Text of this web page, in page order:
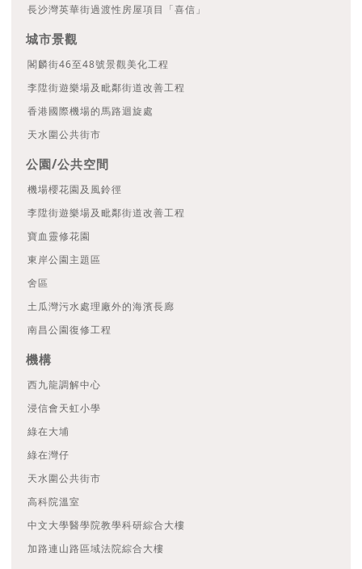
長沙灣英華街過渡性房屋項目「喜信」
城市景觀
閣麟街46至48號景觀美化工程
李陞街遊樂場及毗鄰街道改善工程
香港國際機場的馬路迴旋處
天水圍公共街市
公園/公共空間
機場櫻花園及風鈴徑
李陞街遊樂場及毗鄰街道改善工程
寶血靈修花園
東岸公園主題區
舍區
土瓜灣污水處理廠外的海濱長廊
南昌公園復修工程
機構
西九龍調解中心
浸信會天虹小學
綠在大埔
綠在灣仔
天水圍公共街市
高科院溫室
中文大學醫學院教學科研綜合大樓
加路連山路區域法院綜合大樓